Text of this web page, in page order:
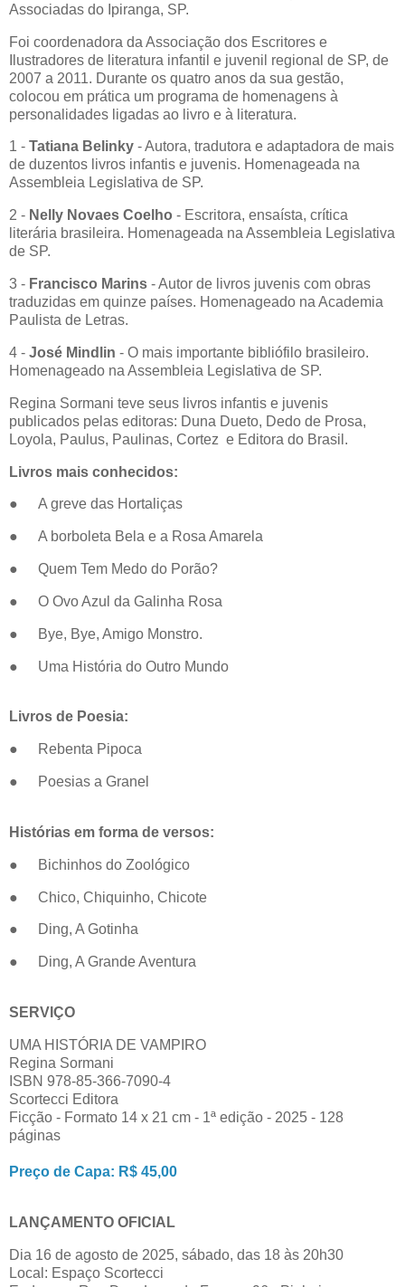
Associadas do Ipiranga, SP.
Foi coordenadora da Associação dos Escritores e
Ilustradores de literatura infantil e juvenil regional de SP, de
2007 a 2011. Durante os quatro anos da sua gestão,
colocou em prática um programa de homenagens à
personalidades ligadas ao livro e à literatura.
1 - Tatiana Belinky - Autora, tradutora e adaptadora de mais
de duzentos livros infantis e juvenis. Homenageada na
Assembleia Legislativa de SP.
2 - Nelly Novaes Coelho - Escritora, ensaísta, crítica
literária brasileira. Homenageada na Assembleia Legislativa
de SP.
3 - Francisco Marins - Autor de livros juvenis com obras
traduzidas em quinze países. Homenageado na Academia
Paulista de Letras.
4 - José Mindlin - O mais importante bibliófilo brasileiro.
Homenageado na Assembleia Legislativa de SP.
Regina Sormani teve seus livros infantis e juvenis
publicados pelas editoras: Duna Dueto, Dedo de Prosa,
Loyola, Paulus, Paulinas, Cortez e Editora do Brasil.
Livros mais conhecidos:
● A greve das Hortaliças
● A borboleta Bela e a Rosa Amarela
● Quem Tem Medo do Porão?
● O Ovo Azul da Galinha Rosa
● Bye, Bye, Amigo Monstro.
● Uma História do Outro Mundo
Livros de Poesia:
● Rebenta Pipoca
● Poesias a Granel
Histórias em forma de versos:
● Bichinhos do Zoológico
● Chico, Chiquinho, Chicote
● Ding, A Gotinha
● Ding, A Grande Aventura
SERVIÇO
UMA HISTÓRIA DE VAMPIRO
Regina Sormani
ISBN 978-85-366-7090-4
Scortecci Editora
Ficção - Formato 14 x 21 cm - 1ª edição - 2025 - 128
páginas
Preço de Capa: R$ 45,00
LANÇAMENTO OFICIAL
Dia 16 de agosto de 2025, sábado, das 18 às 20h30
Local: Espaço Scortecci